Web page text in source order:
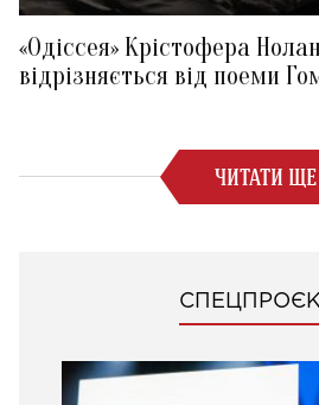
«Одіссея» Крістофера
відрізняється від поеми
ЧИТАТИ ЩЕ